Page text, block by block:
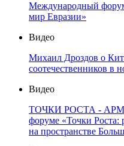
Международный
мир Евразии»
Видео
Михаил Дроздов о
соотечественников в
Видео
ТОЧКИ РОСТА -
форуме «Точки Роста:
на пространстве